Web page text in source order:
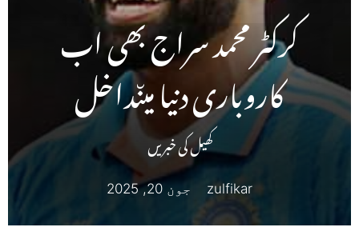
کرکٹر محمد سراج بھی اب
کاروباری دنیا میںداخل
کھیل کی خبریں
zulfikar جون 20, 2025